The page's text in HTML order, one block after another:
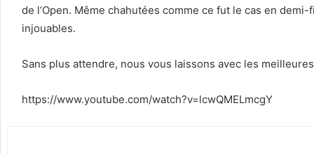
de l’Open. Même chahutées comme ce fut le cas en
injouables.
Sans plus attendre, nous vous laissons avec les
https://www.youtube.com/watch?v=lcwQMELmcgY